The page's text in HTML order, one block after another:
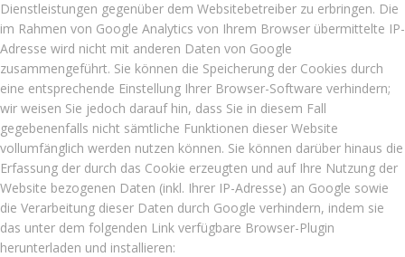
Dienstleistungen gegenüber dem Websitebetreiber zu erbringen. Die
im Rahmen von Google Analytics von Ihrem Browser übermittelte IP-
Adresse wird nicht mit anderen Daten von Google
zusammengeführt. Sie können die Speicherung der Cookies durch
eine entsprechende Einstellung Ihrer Browser-Software verhindern;
wir weisen Sie jedoch darauf hin, dass Sie in diesem Fall
gegebenenfalls nicht sämtliche Funktionen dieser Website
vollumfänglich werden nutzen können. Sie können darüber hinaus die
Erfassung der durch das Cookie erzeugten und auf Ihre Nutzung der
Website bezogenen Daten (inkl. Ihrer IP-Adresse) an Google sowie
die Verarbeitung dieser Daten durch Google verhindern, indem sie
das unter dem folgenden Link verfügbare Browser-Plugin
herunterladen und installieren: